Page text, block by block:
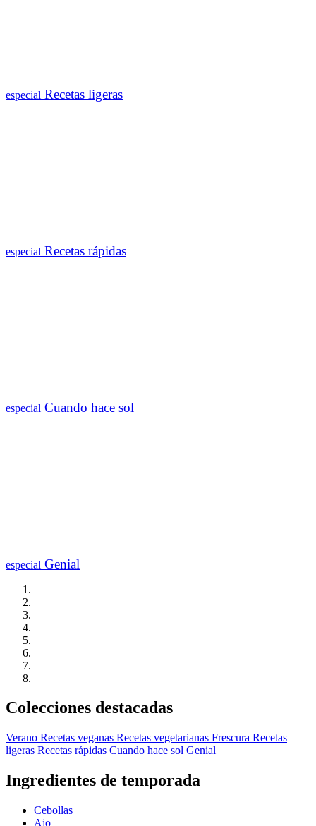
especial Recetas ligeras
especial Recetas rápidas
especial Cuando hace sol
especial Genial
Colecciones destacadas
Verano Recetas veganas Recetas vegetarianas Frescura Recetas
ligeras Recetas rápidas Cuando hace sol Genial
Ingredientes de temporada
Cebollas
Ajo